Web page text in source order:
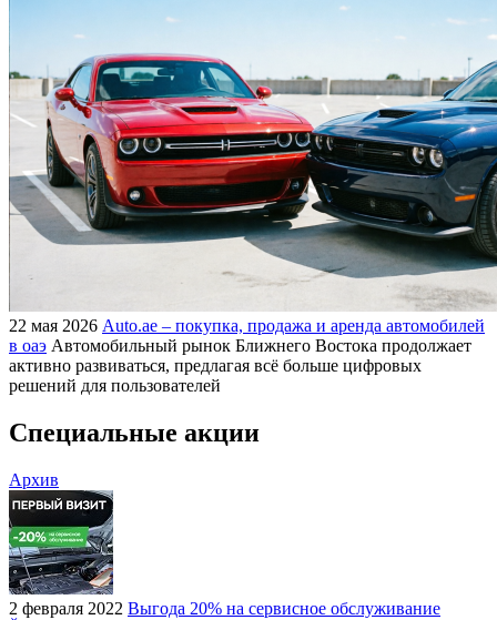
22 мая 2026 Auto.ae – покупка, продажа и аренда автомобилей
в оаэ Автомобильный рынок Ближнего Востока продолжает
активно развиваться, предлагая всё больше цифровых
решений для пользователей
Специальные акции
Архив
2 февраля 2022 Выгода 20% на сервисное обслуживание